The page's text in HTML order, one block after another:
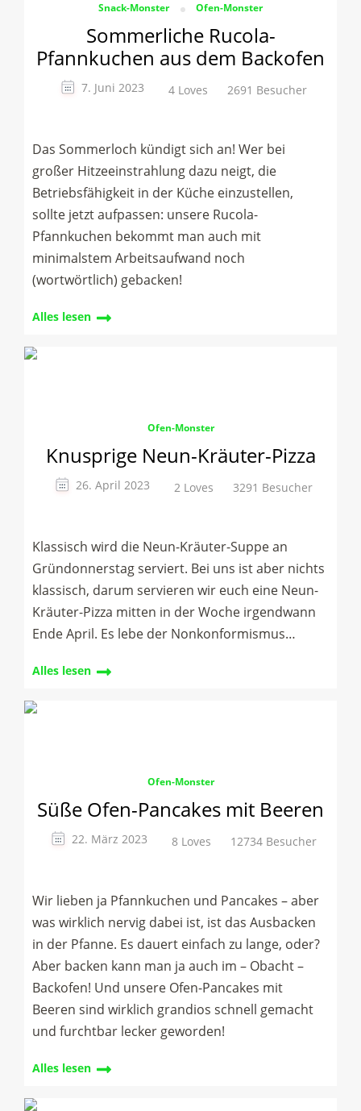
Snack-Monster Ofen-Monster
Sommerliche Rucola-
Pfannkuchen aus dem Backofen
7. Juni 2023 4 Loves 2691 Besucher
Das Sommerloch kündigt sich an! Wer bei
großer Hitzeeinstrahlung dazu neigt, die
Betriebsfähigkeit in der Küche einzustellen,
sollte jetzt aufpassen: unsere Rucola-
Pfannkuchen bekommt man auch mit
minimalstem Arbeitsaufwand noch
(wortwörtlich) gebacken!
Alles lesen
Ofen-Monster
Knusprige Neun-Kräuter-Pizza
26. April 2023 2 Loves 3291 Besucher
Klassisch wird die Neun-Kräuter-Suppe an
Gründonnerstag serviert. Bei uns ist aber nichts
klassisch, darum servieren wir euch eine Neun-
Kräuter-Pizza mitten in der Woche irgendwann
Ende April. Es lebe der Nonkonformismus…
Alles lesen
Ofen-Monster
Süße Ofen-Pancakes mit Beeren
22. März 2023 8 Loves 12734 Besucher
Wir lieben ja Pfannkuchen und Pancakes – aber
was wirklich nervig dabei ist, ist das Ausbacken
in der Pfanne. Es dauert einfach zu lange, oder?
Aber backen kann man ja auch im – Obacht –
Backofen! Und unsere Ofen-Pancakes mit
Beeren sind wirklich grandios schnell gemacht
und furchtbar lecker geworden!
Alles lesen